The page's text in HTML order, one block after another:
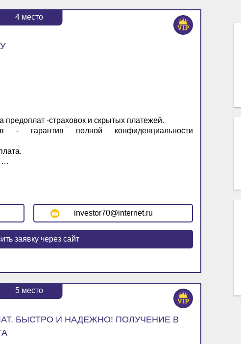
4место
предоплат -страховок и скрытых платежей.
- гарантия полной конфиденциальности
…
investor70@internet.ru
заявку через сайт
5место
БЫСТРО И НАДЕЖНО! ПОЛУЧЕНИЕ В